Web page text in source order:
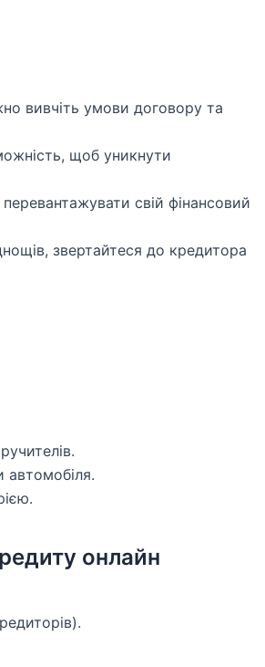
вивчіть умови договору та
щоб уникнути
свій фінансовий
звертайтеся до кредитора
автомобіля.
онлайн